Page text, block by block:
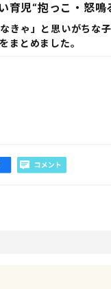
育児“抱っこ・怒鳴
きゃ」と思いがちな
まとめました。